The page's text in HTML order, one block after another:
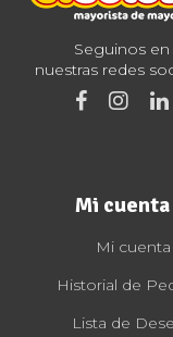
Seguinos en
nuestras redes
Mi cuenta
Mi cuenta
Historial de
Lista de